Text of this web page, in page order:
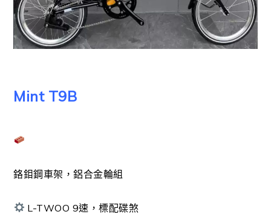
Mint T9B
鉻鉬鋼車架，鋁合金輪組
L-TWOO 9速，標配碟煞